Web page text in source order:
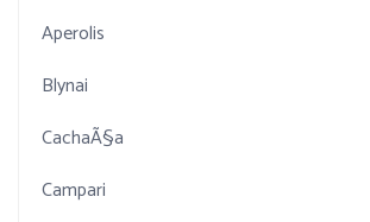
Aperolis
Blynai
CachaÃ§a
Campari